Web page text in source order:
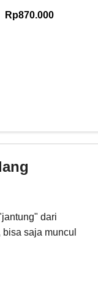
Rp870.000
dari
saja muncul